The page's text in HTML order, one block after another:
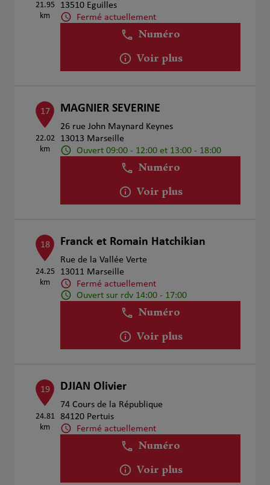
21.95
km
13510 Eguilles
Fermé actuellement
Numéro
Voir plus
17
22.02
km
MAGNIER SEVERINE
26 rue John Maynard Keynes
13013 Marseille
Ouvert 09:00 - 12:00 et 13:00 - 18:00
Numéro
Voir plus
18
24.25
km
Franck et Romain Hatchikian
Rue de la Vallée Verte
13011 Marseille
Fermé actuellement
Ouvert sur rdv 14:00 - 17:00
Numéro
Voir plus
19
24.81
km
DJIAN Olivier
74 Cours de la République
84120 Pertuis
Fermé actuellement
Numéro
Voir plus